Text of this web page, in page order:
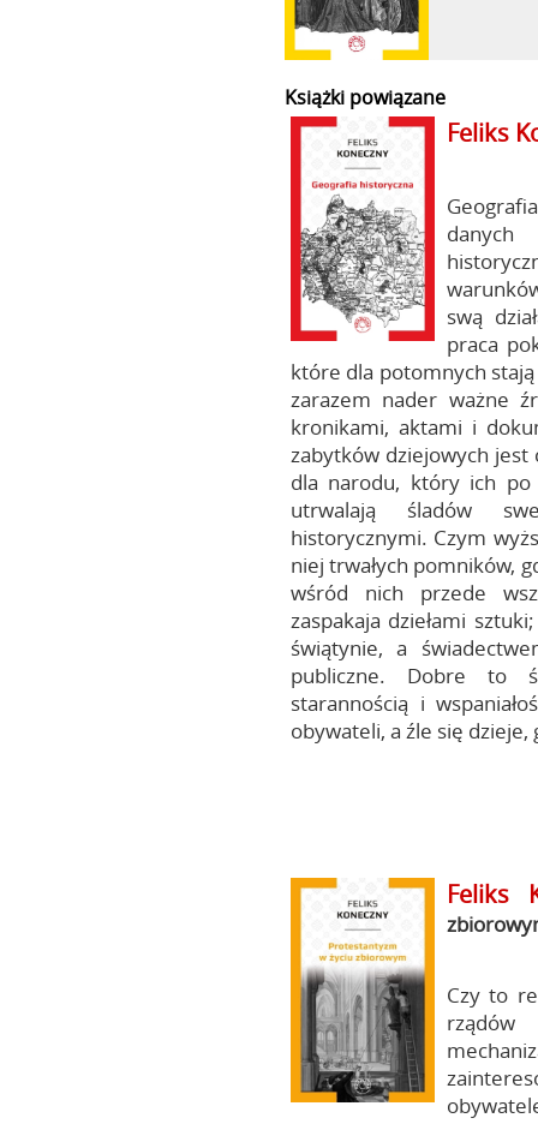
Książki powiązane
Feliks
swą
praca
które dla potomnych
zarazem nader ważne
kronikami, aktami i
zabytków dziejowych
dla narodu, który ich po
utrwalają śladów
historycznymi. Czym
niej trwałych pomników,
wśród nich przede
zaspakaja dziełami
świątynie, a
publiczne. Dobre to
starannością i
obywateli, a źle się
Feliks
Czy to